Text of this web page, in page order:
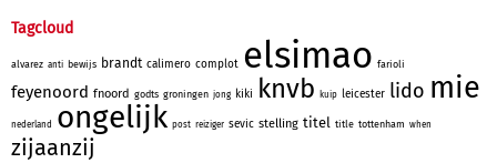
Tagcloud
alvarez anti bewijs brandt calimero complot elsimao farioli
feyenoord fnoord godts groningen jong kiki knvb kuip leicester lido mie
nederland ongelijk post reiziger sevic stelling titel title tottenham when
zijaanzij